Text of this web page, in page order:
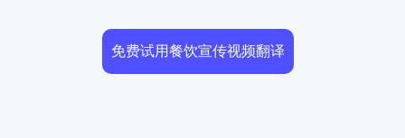
免费试用餐饮宣传视频翻译